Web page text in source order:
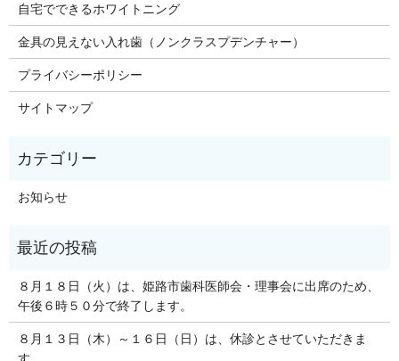
自宅でできるホワイトニング
金具の見えない入れ歯（ノンクラスプデンチャー）
プライバシーポリシー
サイトマップ
お知らせ
８月１８日（火）は、姫路市歯科医師会・理事会に出席のため、
午後６時５０分で終了します。
８月１３日（木）～１６日（日）は、休診とさせていただきま
す。